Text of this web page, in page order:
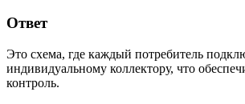
Ответ
Это схема, где каждый потребитель
индивидуальному коллектору, что
контроль.